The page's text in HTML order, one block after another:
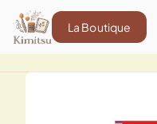
La Boutique